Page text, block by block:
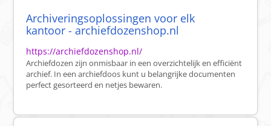
Archiveringsoplossingen voor elk
kantoor - archiefdozenshop.nl
https://archiefdozenshop.nl/
Archiefdozen zijn onmisbaar in een overzichtelijk en efficiënt
archief. In een archiefdoos kunt u belangrijke documenten
perfect gesorteerd en netjes bewaren.